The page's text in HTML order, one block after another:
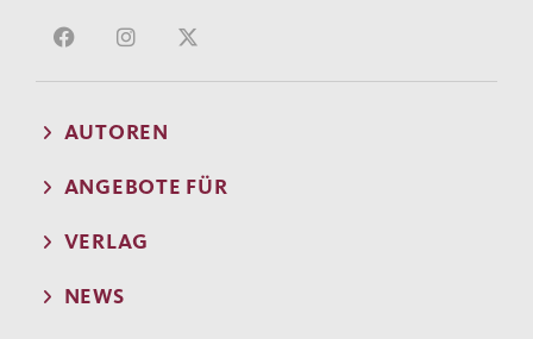
AUTOREN
ANGEBOTE FÜR
VERLAG
NEWS